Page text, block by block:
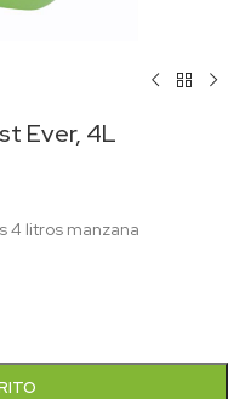
Ever, 4L
4 litros manzana